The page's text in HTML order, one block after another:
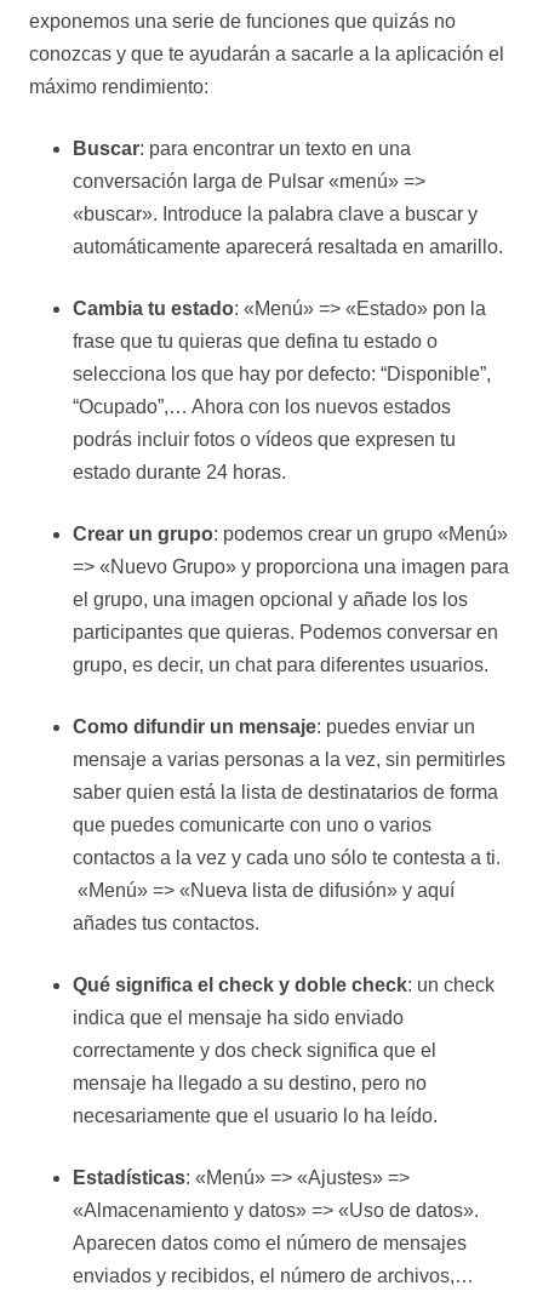
exponemos una serie de funciones que quizás no
conozcas y que te ayudarán a sacarle a la aplicación el
máximo rendimiento:
Buscar: para encontrar un texto en una
conversación larga de Pulsar «menú» =>
«buscar». Introduce la palabra clave a buscar y
automáticamente aparecerá resaltada en amarillo.
Cambia tu estado: «Menú» => «Estado» pon la
frase que tu quieras que defina tu estado o
selecciona los que hay por defecto: “Disponible”,
“Ocupado”,… Ahora con los nuevos estados
podrás incluir fotos o vídeos que expresen tu
estado durante 24 horas.
Crear un grupo: podemos crear un grupo «Menú»
=> «Nuevo Grupo» y proporciona una imagen para
el grupo, una imagen opcional y añade los los
participantes que quieras. Podemos conversar en
grupo, es decir, un chat para diferentes usuarios.
Como difundir un mensaje: puedes enviar un
mensaje a varias personas a la vez, sin permitirles
saber quien está la lista de destinatarios de forma
que puedes comunicarte con uno o varios
contactos a la vez y cada uno sólo te contesta a ti.
«Menú» => «Nueva lista de difusión» y aquí
añades tus contactos.
Qué significa el check y doble check: un check
indica que el mensaje ha sido enviado
correctamente y dos check significa que el
mensaje ha llegado a su destino, pero no
necesariamente que el usuario lo ha leído.
Estadísticas: «Menú» => «Ajustes» =>
«Almacenamiento y datos» => «Uso de datos».
Aparecen datos como el número de mensajes
enviados y recibidos, el número de archivos,…